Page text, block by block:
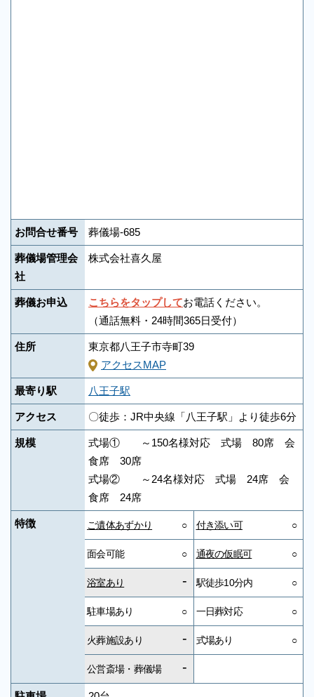
お問合せ番号 葬儀場-685
葬儀場管理会
社
株式会社喜久屋
葬儀お申込 こちらをタップしてお電話ください。
（通話無料・24時間365日受付）
住所
東京都八王子市寺町39
アクセスMAP
最寄り駅 八王子駅
アクセス 〇徒歩：JR中央線「八王子駅」より徒歩6分
規模
式場① ～150名様対応 式場 80席 会
食席 30席
式場② ～24名様対応 式場 24席 会
食席 24席
特徴 ご遺体あずかり ○ 付き添い可 ○
面会可能 ○ 通夜の仮眠可 ○
浴室あり - 駅徒歩10分内 ○
駐車場あり ○ 一日葬対応 ○
火葬施設あり - 式場あり ○
公営斎場・葬儀場 -